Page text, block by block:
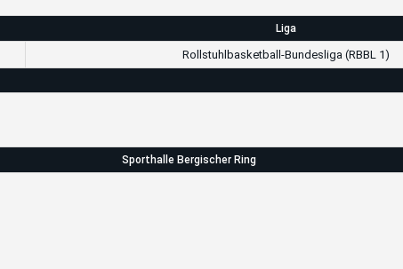
Liga
Rollstuhlbasketball-Bundesliga (RBBL 1)
Sporthalle Bergischer Ring